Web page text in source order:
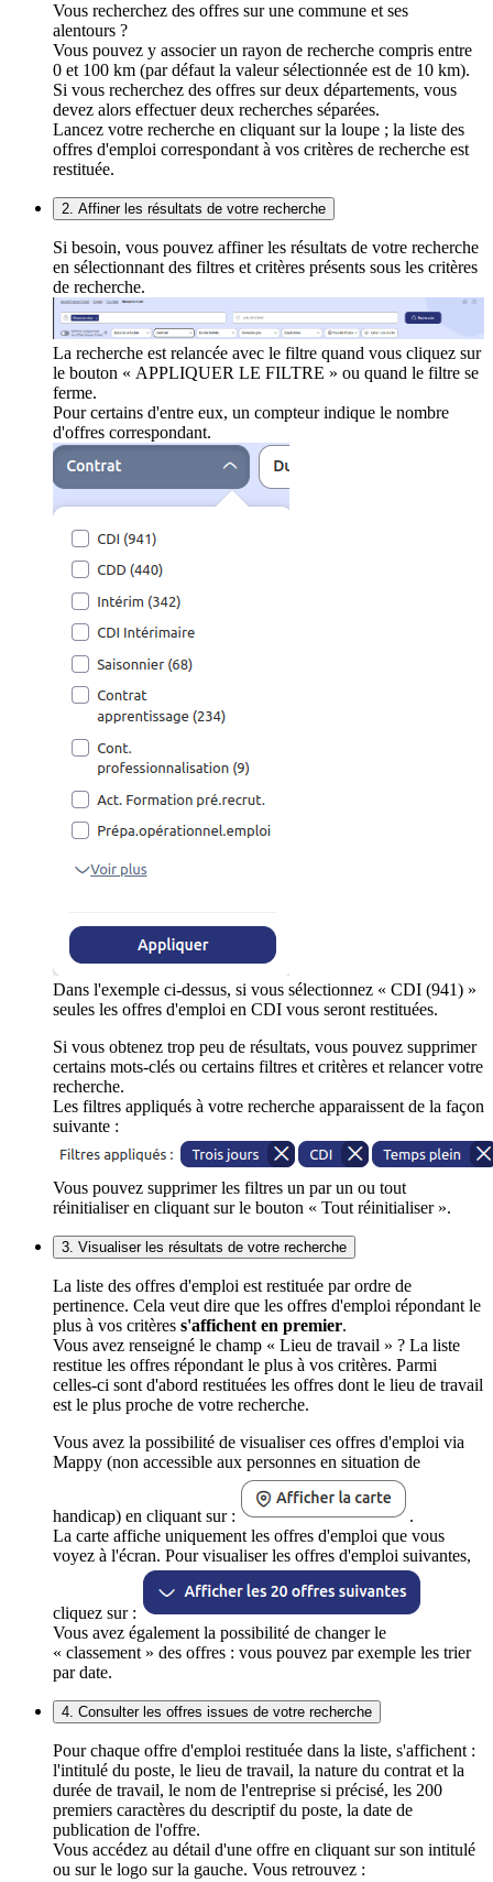
Vous recherchez des offres sur une commune et ses
alentours ?
Vous pouvez y associer un rayon de recherche compris entre
0 et 100 km (par défaut la valeur sélectionnée est de 10 km).
Si vous recherchez des offres sur deux départements, vous
devez alors effectuer deux recherches séparées.
Lancez votre recherche en cliquant sur la loupe ; la liste des
offres d'emploi correspondant à vos critères de recherche est
restituée.
2. Affiner les résultats de votre recherche
Si besoin, vous pouvez affiner les résultats de votre recherche
en sélectionnant des filtres et critères présents sous les critères
de recherche.
La recherche est relancée avec le filtre quand vous cliquez sur
le bouton « APPLIQUER LE FILTRE » ou quand le filtre se
ferme.
Pour certains d'entre eux, un compteur indique le nombre
d'offres correspondant.
Dans l'exemple ci-dessus, si vous sélectionnez « CDI (941) »
seules les offres d'emploi en CDI vous seront restituées.
Si vous obtenez trop peu de résultats, vous pouvez supprimer
certains mots-clés ou certains filtres et critères et relancer votre
recherche.
Les filtres appliqués à votre recherche apparaissent de la façon
suivante :
Vous pouvez supprimer les filtres un par un ou tout
réinitialiser en cliquant sur le bouton « Tout réinitialiser ».
3. Visualiser les résultats de votre recherche
La liste des offres d'emploi est restituée par ordre de
pertinence. Cela veut dire que les offres d'emploi répondant le
plus à vos critères s'affichent en premier.
Vous avez renseigné le champ « Lieu de travail » ? La liste
restitue les offres répondant le plus à vos critères. Parmi
celles-ci sont d'abord restituées les offres dont le lieu de travail
est le plus proche de votre recherche.
Vous avez la possibilité de visualiser ces offres d'emploi via
Mappy (non accessible aux personnes en situation de
handicap) en cliquant sur :
.
La carte affiche uniquement les offres d'emploi que vous
voyez à l'écran. Pour visualiser les offres d'emploi suivantes,
cliquez sur :
Vous avez également la possibilité de changer le
« classement » des offres : vous pouvez par exemple les trier
par date.
4. Consulter les offres issues de votre recherche
Pour chaque offre d'emploi restituée dans la liste, s'affichent :
l'intitulé du poste, le lieu de travail, la nature du contrat et la
durée de travail, le nom de l'entreprise si précisé, les 200
premiers caractères du descriptif du poste, la date de
publication de l'offre.
Vous accédez au détail d'une offre en cliquant sur son intitulé
ou sur le logo sur la gauche. Vous retrouvez :